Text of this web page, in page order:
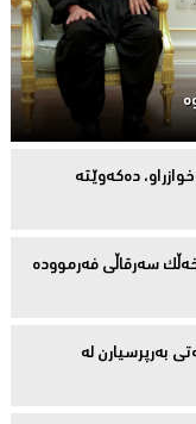
دەكەوێتە
سەرقاڵى فەرموودە
بەرپرسیارن لە